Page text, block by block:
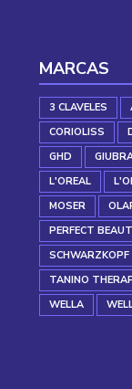
MARCAS
3 CLAVELES
CORIOLISS
GHD
L'OREAL
MOSER
PERFECT
SCHWARZKOPF
TANINO
WELLA